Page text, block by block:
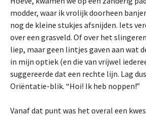
modder, waar ik vrolijk doorheen
nog de kleine stukjes afsnijden. Iets
over een grasveld. Of over het
liep, maar geen lintjes gaven aan wat
in mijn optiek (en die van vrijwel
suggereerde dat een rechte lijn. Lag
Oriëntatie-blik. “Hoi! Ik heb noppen!”
Vanaf dat punt was het overal een